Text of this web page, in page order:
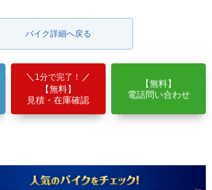
バイク詳細へ戻る
1分で完了！
【無料】
見積・在庫確認
【無料】
電話問い合わせ